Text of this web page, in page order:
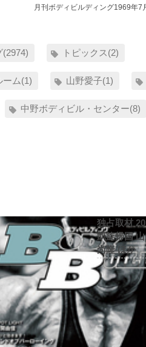
月刊ボディビルディング1969年7
(2974) トピックス(2)
ーム(1) 山野愛子(1)
中野ボディビル・センター(8)
独占取材
凱旋帰国
尚隆 ほか